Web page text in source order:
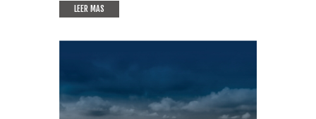
LEER MAS